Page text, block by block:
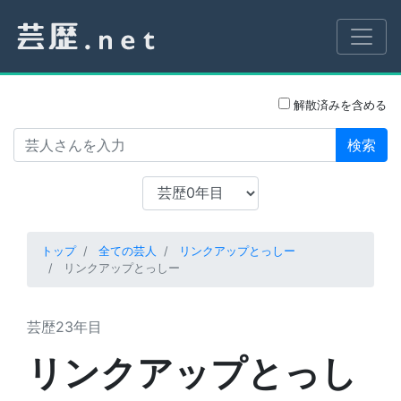
解散済みを含める
検索
トップ 全ての芸人
リンクアップとっしー
リンクアップとっしー
芸歴23年目
リンクアップとっし